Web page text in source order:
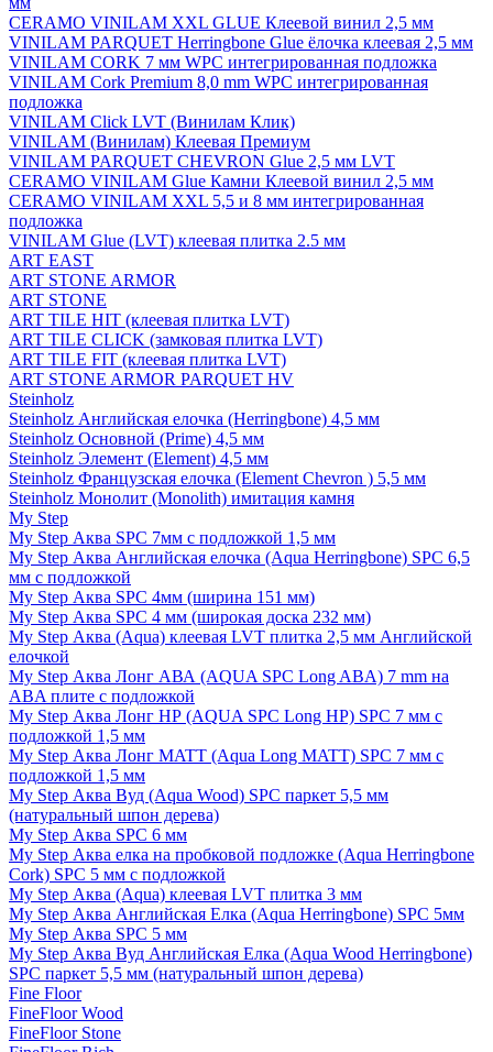
CERAMO VINILAM XXL GLUE Клеевой винил 2,5 мм
VINILAM PARQUET Herringbone Glue ёлочка клеевая 2,5 мм
VINILAM CORK 7 мм WPC интегрированная подложка
VINILAM Cork Premium 8,0 mm WPC интегрированная
подложка
VINILAM Click LVT (Винилам Клик)
VINILAM (Винилам) Клеевая Премиум
VINILAM PARQUET CHEVRON Glue 2,5 мм LVT
CERAMO VINILAM Glue Камни Клеевой винил 2,5 мм
CERAMO VINILAM XXL 5,5 и 8 мм интегрированная
подложка
VINILAM Glue (LVT) клеевая плитка 2.5 мм
ART EAST
ART STONE ARMOR
ART STONE
ART TILE HIT (клеевая плитка LVT)
ART TILE CLICK (замковая плитка LVT)
ART TILE FIT (клеевая плитка LVT)
ART STONE ARMOR PARQUET HV
Steinholz
Steinholz Английская елочка (Herringbone) 4,5 мм
Steinholz Основной (Prime) 4,5 мм
Steinholz Элемент (Element) 4,5 мм
Steinholz Французская елочка (Element Chevron ) 5,5 мм
Steinholz Монолит (Monolith) имитация камня
My Step
My Step Аква SPC 7мм c подложкой 1,5 мм
My Step Аква Английская елочка (Aqua Herringbone) SPC 6,5
мм с подложкой
My Step Аква SPC 4мм (ширина 151 мм)
My Step Аква SPC 4 мм (широкая доска 232 мм)
My Step Аква (Aqua) клеевая LVT плитка 2,5 мм Английской
елочкой
My Step Аква Лонг АВА (AQUA SPC Long ABA) 7 mm на
ABA плите с подложкой
My Step Аква Лонг НР (AQUA SPC Long HP) SPC 7 мм с
подложкой 1,5 мм
My Step Аква Лонг MATT (Aqua Long MATT) SPC 7 мм с
подложкой 1,5 мм
My Step Аква Вуд (Aqua Wood) SPC паркет 5,5 мм
(натуральный шпон дерева)
My Step Аква SPC 6 мм
My Step Аква елка на пробковой подложке (Aqua Herringbone
Cork) SPC 5 мм с подложкой
My Step Аква (Aqua) клеевая LVT плитка 3 мм
My Step Аква Английская Елка (Aqua Herringbone) SPC 5мм
My Step Аква SPC 5 мм
My Step Аква Вуд Английская Елка (Aqua Wood Herringbone)
SPC паркет 5,5 мм (натуральный шпон дерева)
Fine Floor
FineFloor Wood
FineFloor Stone